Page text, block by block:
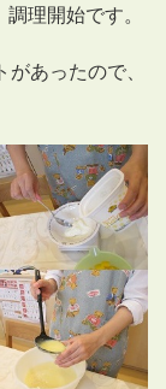
理開始です。
あったので、